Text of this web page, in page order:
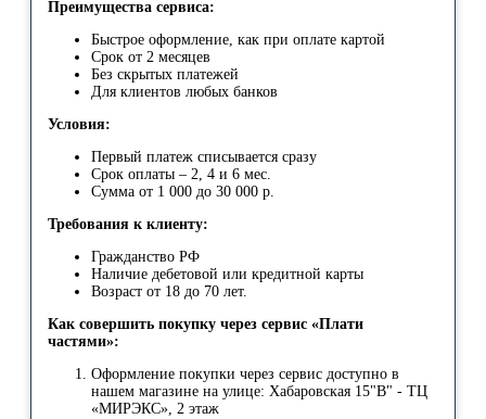
Преимущества сервиса:
Быстрое оформление, как при оплате картой
Срок от 2 месяцев
Без скрытых платежей
Для клиентов любых банков
Условия:
Первый платеж списывается сразу
Срок оплаты – 2, 4 и 6 мес.
Сумма от 1 000 до 30 000 р.
Требования к клиенту:
Гражданство РФ
Наличие дебетовой или кредитной карты
Возраст от 18 до 70 лет.
Как совершить покупку через сервис «Плати
частями»:
Оформление покупки через сервис доступно в
нашем магазине на улице: Хабаровская 15"В" - ТЦ
«МИРЭКС», 2 этаж